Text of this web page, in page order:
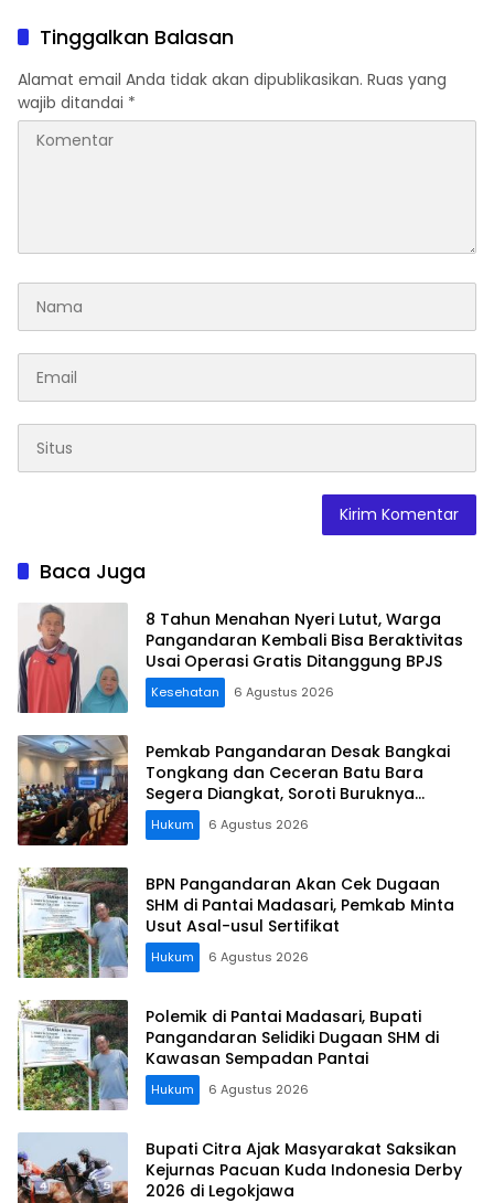
Legokjawa
Tinggalkan Balasan
Alamat email Anda tidak akan dipublikasikan. Ruas yang
wajib ditandai *
Baca Juga
8 Tahun Menahan Nyeri Lutut, Warga
Pangandaran Kembali Bisa Beraktivitas
Usai Operasi Gratis Ditanggung BPJS
Kesehatan 6 Agustus 2026
Pemkab Pangandaran Desak Bangkai
Tongkang dan Ceceran Batu Bara
Segera Diangkat, Soroti Buruknya
Koordinasi Perusahaan
Hukum 6 Agustus 2026
BPN Pangandaran Akan Cek Dugaan
SHM di Pantai Madasari, Pemkab Minta
Usut Asal-usul Sertifikat
Hukum 6 Agustus 2026
Polemik di Pantai Madasari, Bupati
Pangandaran Selidiki Dugaan SHM di
Kawasan Sempadan Pantai
Hukum 6 Agustus 2026
Bupati Citra Ajak Masyarakat Saksikan
Kejurnas Pacuan Kuda Indonesia Derby
2026 di Legokjawa